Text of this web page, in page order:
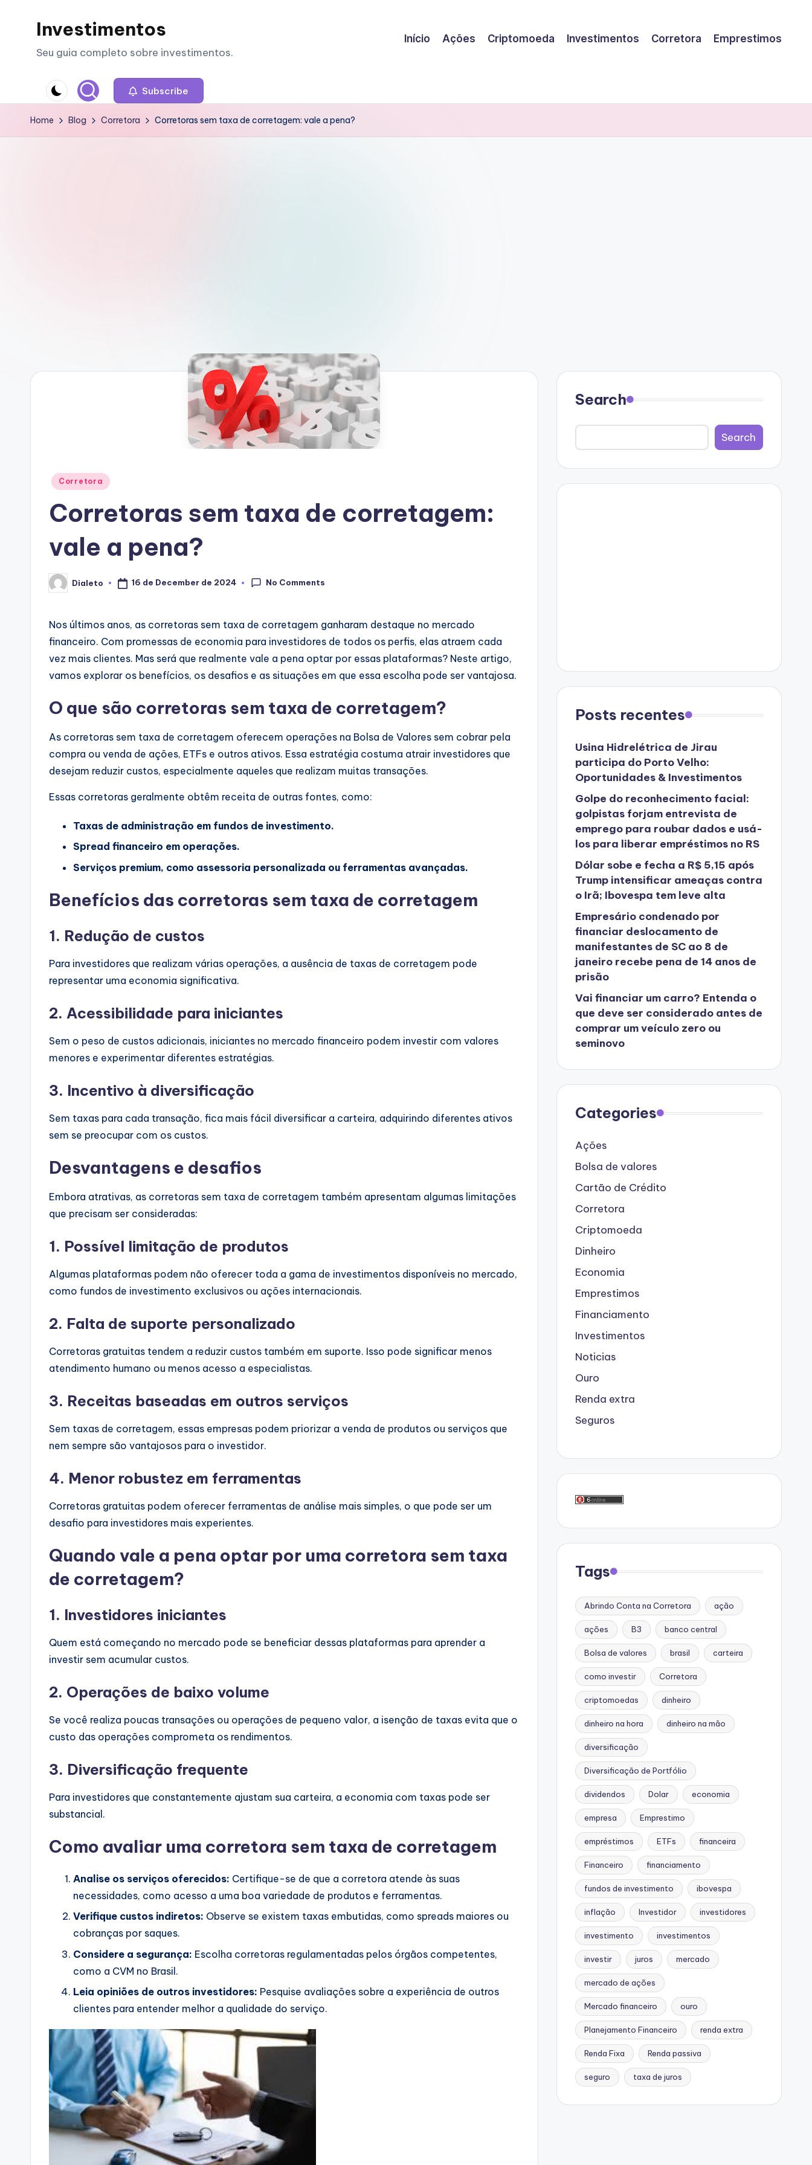
Investimentos
Seu guia completo sobre investimentos.
Início Ações Criptomoeda Investimentos Corretora Emprestimos
Subscribe
Home Blog Corretora Corretoras sem taxa de corretagem: vale a pena?
Posted
Corretora
Corretoras sem taxa de corretagem:
vale a pena?
Posted
by
Dialeto 16 de December de 2024 No Comments
Nos últimos anos, as corretoras sem taxa de corretagem ganharam destaque no mercado
financeiro. Com promessas de economia para investidores de todos os perfis, elas atraem cada
vez mais clientes. Mas será que realmente vale a pena optar por essas plataformas? Neste artigo,
vamos explorar os benefícios, os desafios e as situações em que essa escolha pode ser vantajosa.
O que são corretoras sem taxa de corretagem?
As corretoras sem taxa de corretagem oferecem operações na Bolsa de Valores sem cobrar pela
compra ou venda de ações, ETFs e outros ativos. Essa estratégia costuma atrair investidores que
desejam reduzir custos, especialmente aqueles que realizam muitas transações.
Essas corretoras geralmente obtêm receita de outras fontes, como:
Taxas de administração em fundos de investimento.
Spread financeiro em operações.
Serviços premium, como assessoria personalizada ou ferramentas avançadas.
Benefícios das corretoras sem taxa de corretagem
1. Redução de custos
Para investidores que realizam várias operações, a ausência de taxas de corretagem pode
representar uma economia significativa.
2. Acessibilidade para iniciantes
Sem o peso de custos adicionais, iniciantes no mercado financeiro podem investir com valores
menores e experimentar diferentes estratégias.
3. Incentivo à diversificação
Sem taxas para cada transação, fica mais fácil diversificar a carteira, adquirindo diferentes ativos
sem se preocupar com os custos.
Desvantagens e desafios
Embora atrativas, as corretoras sem taxa de corretagem também apresentam algumas limitações
que precisam ser consideradas:
1. Possível limitação de produtos
Algumas plataformas podem não oferecer toda a gama de investimentos disponíveis no mercado,
como fundos de investimento exclusivos ou ações internacionais.
2. Falta de suporte personalizado
Corretoras gratuitas tendem a reduzir custos também em suporte. Isso pode significar menos
atendimento humano ou menos acesso a especialistas.
3. Receitas baseadas em outros serviços
Sem taxas de corretagem, essas empresas podem priorizar a venda de produtos ou serviços que
nem sempre são vantajosos para o investidor.
4. Menor robustez em ferramentas
Corretoras gratuitas podem oferecer ferramentas de análise mais simples, o que pode ser um
desafio para investidores mais experientes.
Quando vale a pena optar por uma corretora sem taxa
de corretagem?
1. Investidores iniciantes
Quem está começando no mercado pode se beneficiar dessas plataformas para aprender a
investir sem acumular custos.
2. Operações de baixo volume
Se você realiza poucas transações ou operações de pequeno valor, a isenção de taxas evita que o
custo das operações comprometa os rendimentos.
3. Diversificação frequente
Para investidores que constantemente ajustam sua carteira, a economia com taxas pode ser
substancial.
Como avaliar uma corretora sem taxa de corretagem
Analise os serviços oferecidos: Certifique-se de que a corretora atende às suas
necessidades, como acesso a uma boa variedade de produtos e ferramentas.
Verifique custos indiretos: Observe se existem taxas embutidas, como spreads maiores ou
cobranças por saques.
Considere a segurança: Escolha corretoras regulamentadas pelos órgãos competentes,
como a CVM no Brasil.
Leia opiniões de outros investidores: Pesquise avaliações sobre a experiência de outros
clientes para entender melhor a qualidade do serviço.
Search
Search
Posts recentes
Usina Hidrelétrica de Jirau
participa do Porto Velho:
Oportunidades & Investimentos
Golpe do reconhecimento facial:
golpistas forjam entrevista de
emprego para roubar dados e usá-
los para liberar empréstimos no RS
Dólar sobe e fecha a R$ 5,15 após
Trump intensificar ameaças contra
o Irã; Ibovespa tem leve alta
Empresário condenado por
financiar deslocamento de
manifestantes de SC ao 8 de
janeiro recebe pena de 14 anos de
prisão
Vai financiar um carro? Entenda o
que deve ser considerado antes de
comprar um veículo zero ou
seminovo
Categories
Ações
Bolsa de valores
Cartão de Crédito
Corretora
Criptomoeda
Dinheiro
Economia
Emprestimos
Financiamento
Investimentos
Noticias
Ouro
Renda extra
Seguros
Tags
Abrindo Conta na Corretora ação
ações B3 banco central
Bolsa de valores brasil carteira
como investir Corretora
criptomoedas dinheiro
dinheiro na hora dinheiro na mão
diversificação
Diversificação de Portfólio
dividendos Dolar economia
empresa Emprestimo
empréstimos ETFs financeira
Financeiro financiamento
fundos de investimento ibovespa
inflação Investidor investidores
investimento investimentos
investir juros mercado
mercado de ações
Mercado financeiro ouro
Planejamento Financeiro renda extra
Renda Fixa Renda passiva
seguro taxa de juros